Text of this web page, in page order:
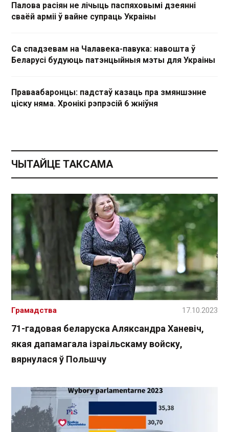
Палова расіян не лічыць паспяховымі дзеянні
сваёй арміі ў вайне супраць Украіны
Са спадзевам на Чалавека-павука: навошта ў
Беларусі будуюць патэнцыйныя мэты для Украіны
Праваабаронцы: падстаў казаць пра змяншэнне
ціску няма. Хронікі рэпрэсій 6 жніўня
ЧЫТАЙЦЕ ТАКСАМА
71-гадовая беларуска Аляксандра Ханевіч,
якая дапамагала ізраільскаму войску,
вярнулася ў Польшчу
Грамадства 17.10.2023